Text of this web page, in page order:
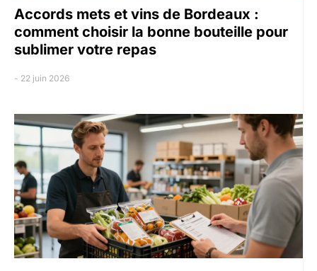
Accords mets et vins de Bordeaux :
comment choisir la bonne bouteille pour
sublimer votre repas
22 juin 2026